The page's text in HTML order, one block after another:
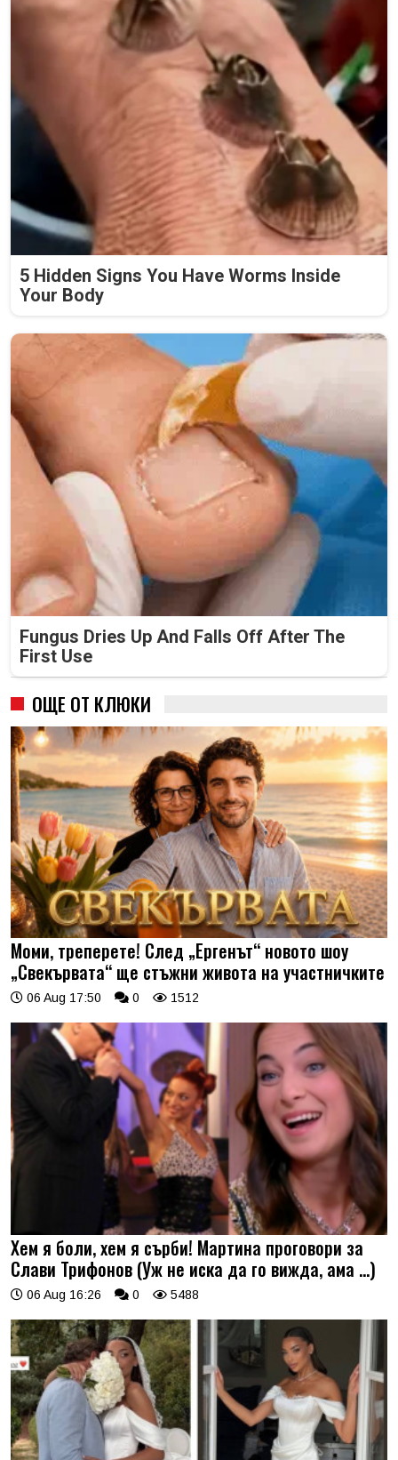
5 Hidden Signs You Have Worms Inside
Your Body
Fungus Dries Up And Falls Off After The
First Use
ОЩЕ ОТ КЛЮКИ
Моми, треперете! След „Ергенът“ новото шоу
„Свекървата“ ще стъжни живота на участничките
06 Aug 17:50 0 1512
Хем я боли, хем я сърби! Мартина проговори за
Слави Трифонов (Уж не иска да го вижда, ама …)
06 Aug 16:26 0 5488